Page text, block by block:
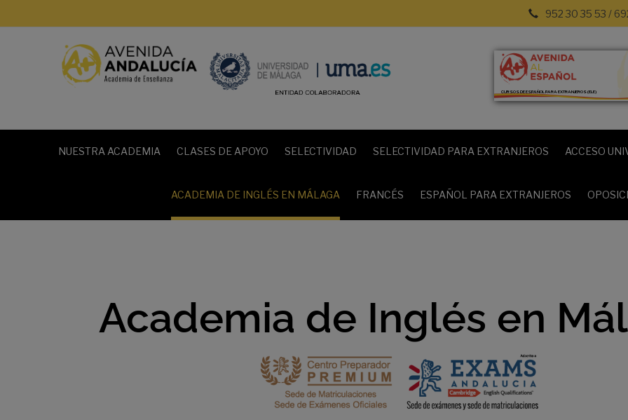
952 30 35 53 /
CURSOS DE ESPAÑOL PARA EXTRANJEROS (ELE)
NUESTRA ACADEMIA CLASES DE APOYO SELECTIVIDAD SELECTIVIDAD PARA EXTRANJEROS ACCESO
ACADEMIA DE INGLÉS EN MÁLAGA FRANCÉS ESPAÑOL PARA EXTRANJEROS
Academia de Inglés en